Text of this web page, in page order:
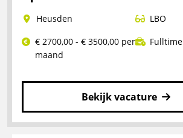
Heusden
LBO
€ 2700,00 - € 3500,00 per
maand
Fulltime
Bekijk vacature
Lees